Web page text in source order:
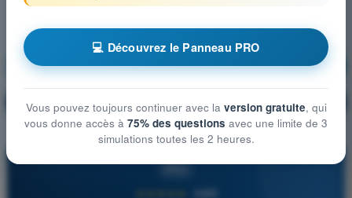
Météorologie S'entraîner !
🔒 PRO Explication de la question
4,6/5
💻 Découvrez le Panneau PRO
Vous pouvez toujours continuer avec la version gratuite, qui
vous donne accès à 75% des questions avec une limite de 3
simulations toutes les 2 heures.